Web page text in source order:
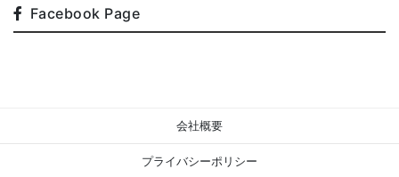
Facebook Page
会社概要
プライバシーポリシー